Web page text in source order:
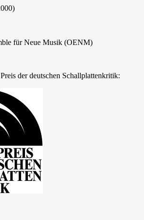
für Neue Musik (OENM)
der deutschen Schallplattenkritik: